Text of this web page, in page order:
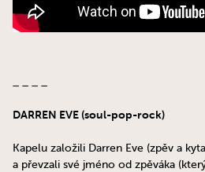
DARREN EVE (soul-pop-rock)
Kapelu založili Darren Eve (zpěv a
a převzali své jméno od zpěváka